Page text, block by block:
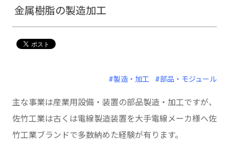
金属樹脂の製造加工
#製造・加工 #部品・モジュール
主な事業は産業用設備・装置の部品製造・加工ですが、
佐竹工業は古くは電線製造装置を大手電線メーカ様へ佐
竹工業ブランドで多数納めた経験が有ります。